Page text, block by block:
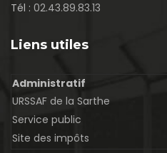
Tél : 02.43.89.83.13
Liens utiles
Administratif
URSSAF de la Sarthe
Service public
Site des impôts